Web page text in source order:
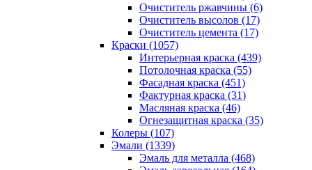
Очиститель ржавчины (6)
Очиститель высолов (17)
Очиститель цемента (17)
Краски (1057)
Интерьерная краска (439)
Потолочная краска (55)
Фасадная краска (451)
Фактурная краска (31)
Масляная краска (46)
Огнезащитная краска (35)
Колеры (107)
Эмали (1339)
Эмаль для металла (468)